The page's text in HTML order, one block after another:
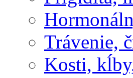
Trávenie,
Kosti,